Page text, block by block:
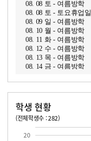
08. 08 토 - 여름방학
08. 08 토 - 토요휴업일
08. 09 일 - 여름방학
08. 10 월 - 여름방학
08. 11 화 - 여름방학
08. 12 수 - 여름방학
08. 13 목 - 여름방학
08. 14 금 - 여름방학
학생 현황
(전체학생수 : 282)
20